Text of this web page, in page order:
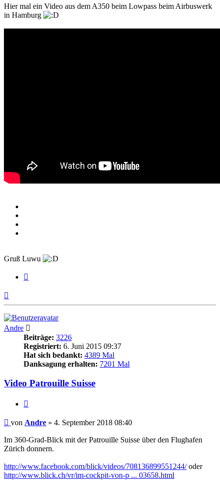
Hier mal ein Video aus dem A350 beim Lowpass beim Airbuswerk
in Hamburg
Gruß Luwu
Andre
Beiträge: 3226
Registriert: 6. Juni 2015 09:37
Hat sich bedankt: 4389 Mal
Danksagung erhalten: 7201 Mal
Video Patrouille Suisse
Beitrag
von Andre » 4. September 2018 08:40
Im 360-Grad-Blick mit der Patrouille Suisse über den Flughafen
Zürich donnern.
http://www.facebook.com/blick/videos/708136899551244/oder
http://www.blick.ch/vr/im-cockpit-von-p ... 03658.html